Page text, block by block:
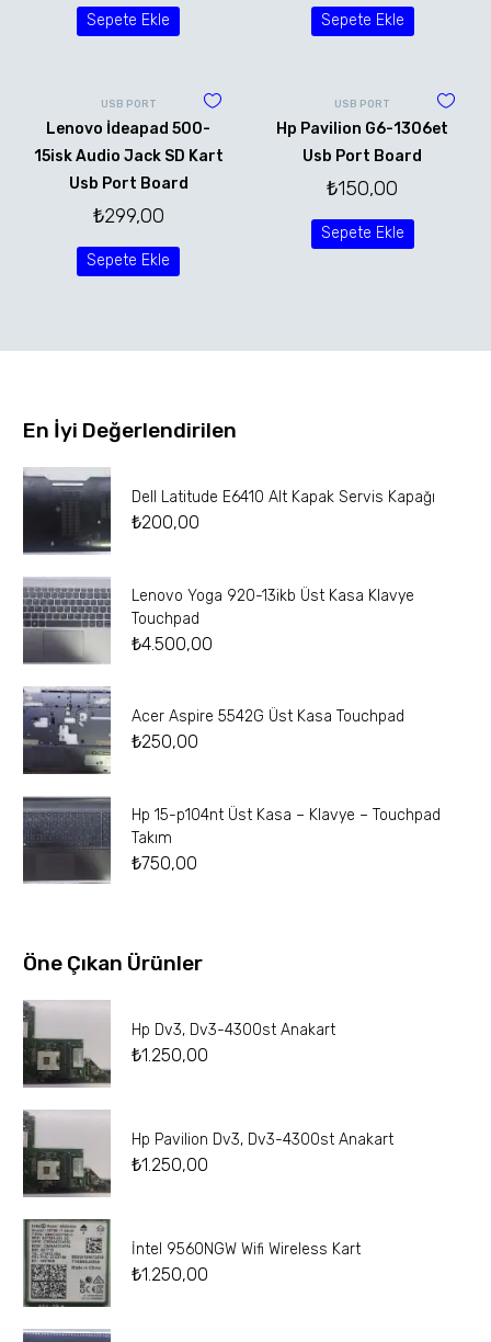
Sepete Ekle Sepete Ekle
USB PORT
Lenovo İdeapad 500-
15isk Audio Jack SD Kart
Usb Port Board
₺299,00
Sepete Ekle
USB PORT
Hp Pavilion G6-1306et
Usb Port Board
₺150,00
Sepete Ekle
En İyi Değerlendirilen
Dell Latitude E6410 Alt Kapak Servis Kapağı
₺200,00
Lenovo Yoga 920-13ikb Üst Kasa Klavye
Touchpad
₺4.500,00
Acer Aspire 5542G Üst Kasa Touchpad
₺250,00
Hp 15-p104nt Üst Kasa – Klavye – Touchpad
Takım
₺750,00
Öne Çıkan Ürünler
Hp Dv3, Dv3-4300st Anakart
₺1.250,00
Hp Pavilion Dv3, Dv3-4300st Anakart
₺1.250,00
İntel 9560NGW Wifi Wireless Kart
₺1.250,00